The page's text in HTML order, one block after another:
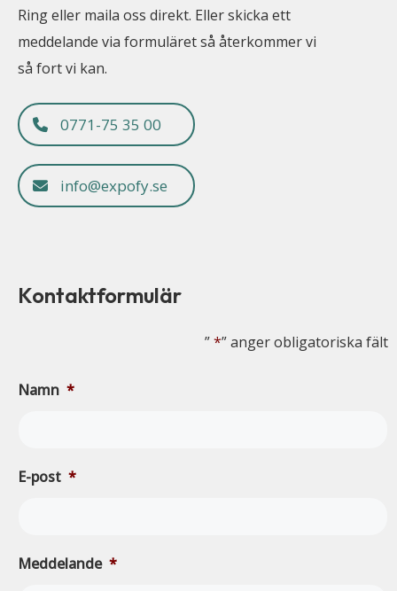
Ring eller maila oss direkt. Eller skicka ett
meddelande via formuläret så återkommer vi
så fort vi kan.
0771-75 35 00
info@expofy.se
Kontaktformulär
”*” anger obligatoriska fält
Namn *
E-post *
Meddelande *